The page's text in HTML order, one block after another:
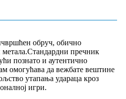
обруч, обично
пречник
познато и аутентично
омогућава да вежбате вештине
утапања удараца кроз
игри.